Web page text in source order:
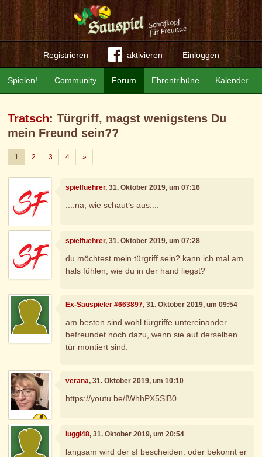
Registrieren aktivieren Einloggen
Community Forum Ehrentribüne Kalender
Spielen!
Tratsch: Türgriff, magst wenigstens Du
mein Freund sein??
1 2 3 4 »Weiter
spielfuehrer, 31. Oktober 2019, um 07:16
....na, wie schaut‘s aus....
spielfuehrer, 31. Oktober 2019, um 07:28
du möchtest mein türgriff sein? kann ich mal am
hals fühlen, wie du in der hand liegst?
Ex-Sauspieler #663897, 31. Oktober 2019, um 09:54
am besten sind wohl türgriffe untereinander
befreundet noch dazu, wenn sie auf derselben
tür montiert sind.
verana, 31. Oktober 2019, um 10:10
https://youtu.be/IWhhPX5SlB0
luggi48, 31. Oktober 2019, um 20:54
langsam wird der sf bescheiden. oder bekonnt er